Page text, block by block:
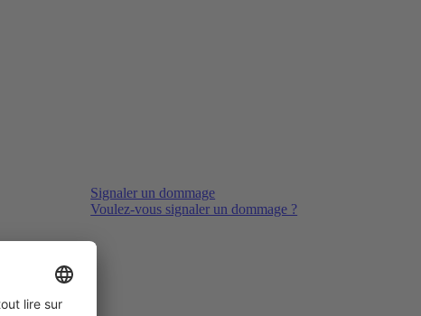
Signaler un dommage
Voulez-vous signaler un dommage ?